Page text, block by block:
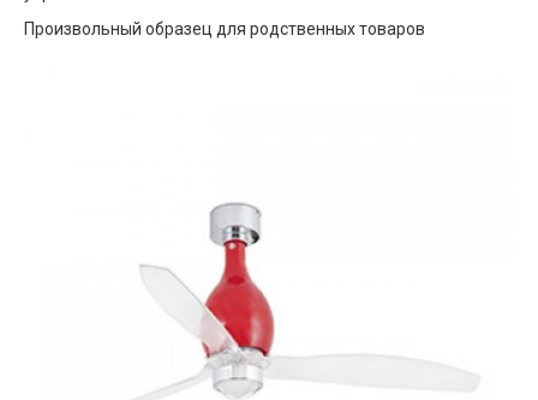
Произвольный образец для родственных товаров